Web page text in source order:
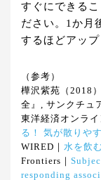
すぐにできる
ださい。1か月
するほどアッ
（参考）
樺沢紫苑（2018
全』, サンクチュ
東洋経済オンライ
る！ 気が散りや
WIRED｜ 水を飲
Frontiers｜
responding